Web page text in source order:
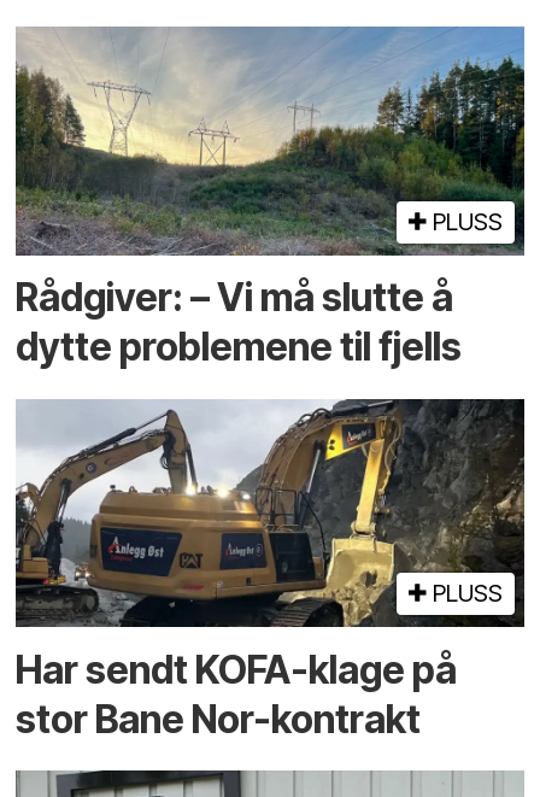
PLUSS
Rådgiver: – Vi må slutte å
dytte problemene til fjells
PLUSS
Har sendt KOFA-klage på
stor Bane Nor-kontrakt